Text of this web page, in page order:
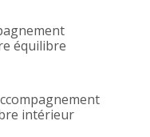
équilibre
intérieur